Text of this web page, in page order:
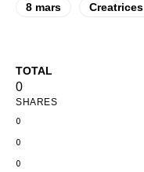
8 mars Creatrices
TOTAL
0
SHARES
0
0
0